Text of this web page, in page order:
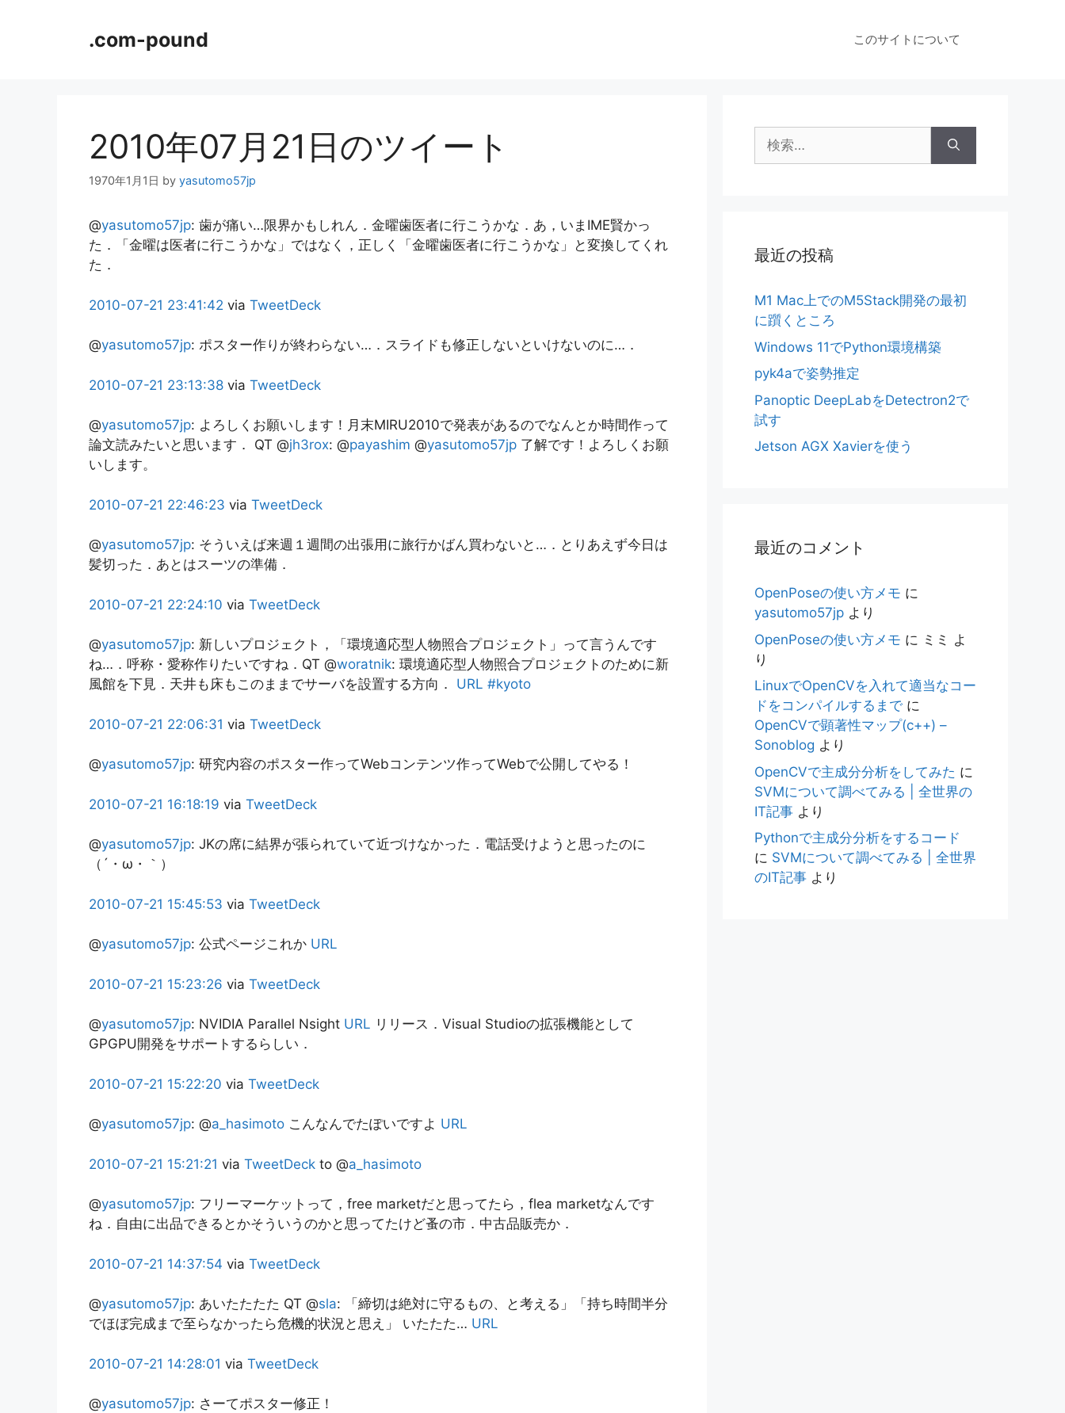
.com-pound このサイトについて
2010年07月21日のツイート
1970年1月1日 by yasutomo57jp
@yasutomo57jp: 歯が痛い…限界かもしれん．金曜歯医者に行こうかな．あ，いまIME賢かっ
た．「金曜は医者に行こうかな」ではなく，正しく「金曜歯医者に行こうかな」と変換してくれ
た．
2010-07-21 23:41:42 via TweetDeck
@yasutomo57jp: ポスター作りが終わらない…．スライドも修正しないといけないのに…．
2010-07-21 23:13:38 via TweetDeck
@yasutomo57jp: よろしくお願いします！月末MIRU2010で発表があるのでなんとか時間作って
論文読みたいと思います． QT @jh3rox: @payashim @yasutomo57jp 了解です！よろしくお願
いします。
2010-07-21 22:46:23 via TweetDeck
@yasutomo57jp: そういえば来週１週間の出張用に旅行かばん買わないと…．とりあえず今日は
髪切った．あとはスーツの準備．
2010-07-21 22:24:10 via TweetDeck
@yasutomo57jp: 新しいプロジェクト，「環境適応型人物照合プロジェクト」って言うんです
ね…．呼称・愛称作りたいですね．QT @woratnik: 環境適応型人物照合プロジェクトのために新
風館を下見．天井も床もこのままでサーバを設置する方向． URL #kyoto
2010-07-21 22:06:31 via TweetDeck
@yasutomo57jp: 研究内容のポスター作ってWebコンテンツ作ってWebで公開してやる！
2010-07-21 16:18:19 via TweetDeck
@yasutomo57jp: JKの席に結界が張られていて近づけなかった．電話受けようと思ったのに
（´・ω・｀）
2010-07-21 15:45:53 via TweetDeck
@yasutomo57jp: 公式ページこれか URL
2010-07-21 15:23:26 via TweetDeck
@yasutomo57jp: NVIDIA Parallel Nsight URL リリース．Visual Studioの拡張機能として
GPGPU開発をサポートするらしい．
2010-07-21 15:22:20 via TweetDeck
@yasutomo57jp: @a_hasimoto こんなんでたぽいですよ URL
2010-07-21 15:21:21 via TweetDeck to @a_hasimoto
@yasutomo57jp: フリーマーケットって，free marketだと思ってたら，flea marketなんです
ね．自由に出品できるとかそういうのかと思ってたけど蚤の市．中古品販売か．
2010-07-21 14:37:54 via TweetDeck
@yasutomo57jp: あいたたたた QT @sla: 「締切は絶対に守るもの、と考える」「持ち時間半分
でほぼ完成まで至らなかったら危機的状況と思え」 いたたた… URL
2010-07-21 14:28:01 via TweetDeck
@yasutomo57jp: さーてポスター修正！
索:
最近の投稿
M1 Mac上でのM5Stack開発の最初
に躓くところ
Windows 11でPython環境構築
pyk4aで姿勢推定
Panoptic DeepLabをDetectron2で
試す
Jetson AGX Xavierを使う
最近のコメント
OpenPoseの使い方メモ に
yasutomo57jp より
OpenPoseの使い方メモ に ミミ よ
り
LinuxでOpenCVを入れて適当なコー
ドをコンパイルするまで に
OpenCVで顕著性マップ(c++) –
Sonoblog より
OpenCVで主成分分析をしてみた に
SVMについて調べてみる | 全世界の
IT記事 より
Pythonで主成分分析をするコード
に SVMについて調べてみる | 全世界
のIT記事 より